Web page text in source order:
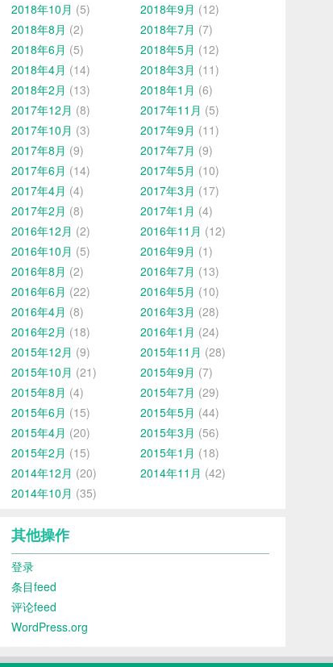
2018年10月 (5) 2018年9月 (12)
2018年8月 (2) 2018年7月 (7)
2018年6月 (5) 2018年5月 (12)
2018年4月 (14) 2018年3月 (11)
2018年2月 (13) 2018年1月 (6)
2017年12月 (8) 2017年11月 (5)
2017年10月 (3) 2017年9月 (11)
2017年8月 (9) 2017年7月 (9)
2017年6月 (14) 2017年5月 (10)
2017年4月 (4) 2017年3月 (17)
2017年2月 (8) 2017年1月 (4)
2016年12月 (2) 2016年11月 (12)
2016年10月 (5) 2016年9月 (1)
2016年8月 (2) 2016年7月 (13)
2016年6月 (22) 2016年5月 (10)
2016年4月 (8) 2016年3月 (28)
2016年2月 (18) 2016年1月 (24)
2015年12月 (9) 2015年11月 (28)
2015年10月 (21) 2015年9月 (7)
2015年8月 (4) 2015年7月 (29)
2015年6月 (15) 2015年5月 (44)
2015年4月 (20) 2015年3月 (56)
2015年2月 (15) 2015年1月 (18)
2014年12月 (20) 2014年11月 (42)
2014年10月 (35)
其他操作
登录
条目feed
评论feed
WordPress.org